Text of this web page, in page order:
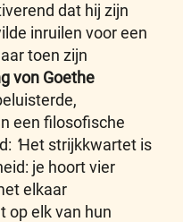
dat hij zijn
inruilen voor een
toen zijn
von Goethe
een filosofische
‘Het strijkkwartet is
je hoort vier
elkaar
op elk van hun